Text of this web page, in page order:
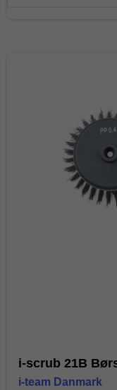
i-scrub 21B
i-team Danmark